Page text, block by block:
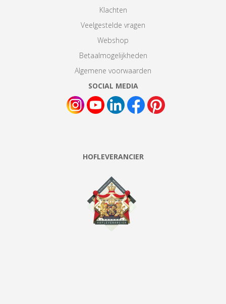
Klachten
Veelgestelde vragen
Webshop
Betaalmogelijkheden
Algemene voorwaarden
SOCIAL MEDIA
HOFLEVERANCIER